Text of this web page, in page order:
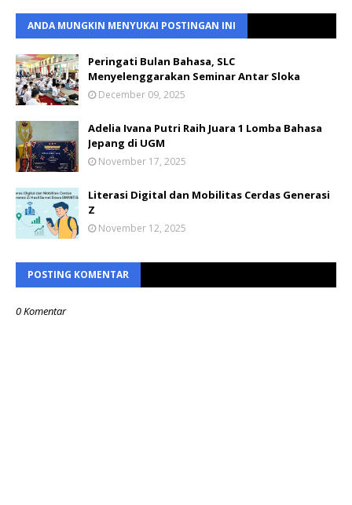
ANDA MUNGKIN MENYUKAI POSTINGAN INI
Peringati Bulan Bahasa, SLC
Menyelenggarakan Seminar Antar Sloka
December 09, 2025
Adelia Ivana Putri Raih Juara 1 Lomba Bahasa
Jepang di UGM
November 17, 2025
Literasi Digital dan Mobilitas Cerdas Generasi
Z
November 12, 2025
POSTING KOMENTAR
0 Komentar